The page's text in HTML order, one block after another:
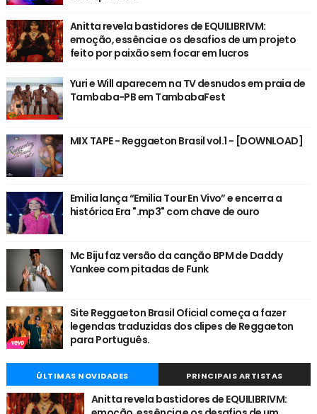
Anitta revela bastidores de EQUILIBRIVM:
emoção, essência e os desafios de um projeto
feito por paixão sem focar em lucros
Yuri e Will aparecem na TV desnudos em praia de
Tambaba-PB em TambabaFest
MIX TAPE - Reggaeton Brasil vol.1 - [DOWNLOAD]
Emilia lança “Emilia Tour En Vivo” e encerra a
histórica Era ".mp3" com chave de ouro
Mc Biju faz versão da canção BPM de Daddy
Yankee com pitadas de Funk
Site Reggaeton Brasil Oficial começa a fazer
legendas traduzidas dos clipes de Reggaeton
para Português.
ÚLTIMAS NOVIDADES PRINCIPAIS ARTISTAS
Anitta revela bastidores de EQUILIBRIVM: